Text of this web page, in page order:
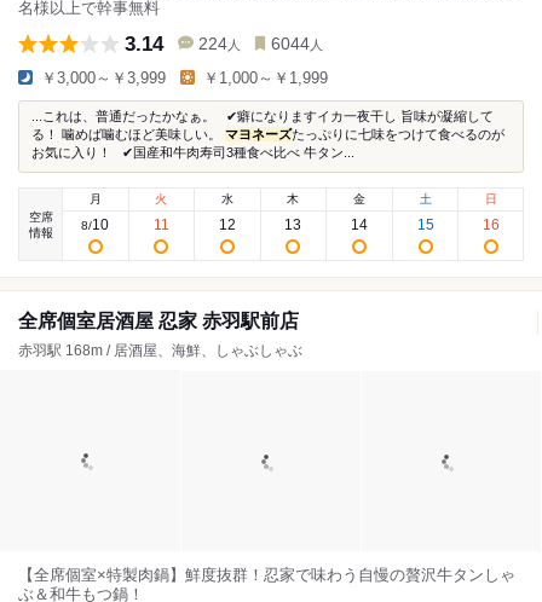
名様以上で幹事無料
3.14 224 人 6044 人
￥3,000～￥3,999 ￥1,000～￥1,999
...これは、普通だったかなぁ。 ✔︎癖になりますイカ一夜干し 旨味が凝縮して
る！ 噛めば噛むほど美味しい。 マヨネーズたっぷりに七味をつけて食べるのが
お気に入り！ ✔︎国産和牛肉寿司3種食べ比べ 牛タン...
空席
情報
月
8/10
火
11
水
12
木
13
金
14
土
15
日
16
全席個室居酒屋 忍家 赤羽駅前店
赤羽駅 168m / 居酒屋、海鮮、しゃぶしゃぶ
【全席個室×特製肉鍋】鮮度抜群！忍家で味わう自慢の贅沢牛タンしゃ
ぶ＆和牛もつ鍋！